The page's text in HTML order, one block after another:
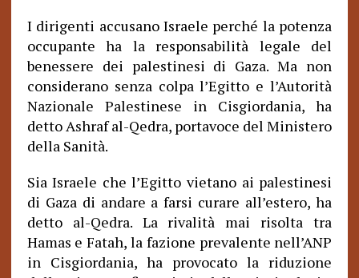
I dirigenti accusano Israele perché la potenza
occupante ha la responsabilità legale del
benessere dei palestinesi di Gaza. Ma non
considerano senza colpa l’Egitto e l’Autorità
Nazionale Palestinese in Cisgiordania, ha
detto Ashraf al-Qedra, portavoce del Ministero
della Sanità.
Sia Israele che l’Egitto vietano ai palestinesi
di Gaza di andare a farsi curare all’estero, ha
detto al-Qedra. La rivalità mai risolta tra
Hamas e Fatah, la fazione prevalente nell’ANP
in Cisgiordania, ha provocato la riduzione